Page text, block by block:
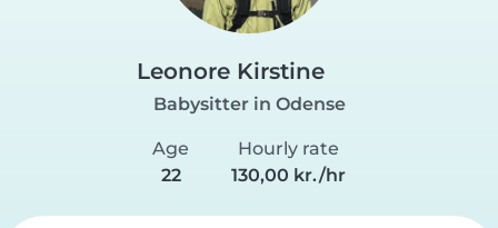
Leonore Kirstine
Babysitter in Odense
Age
22
Hourly rate
130,00 kr./hr